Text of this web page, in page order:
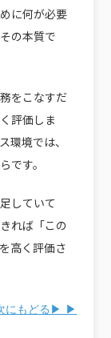
に何が必要
の本質で
をこなすだ
評価しま
環境では、
です。
していて
れば「この
高く評価さ
にもどる▶ ▶